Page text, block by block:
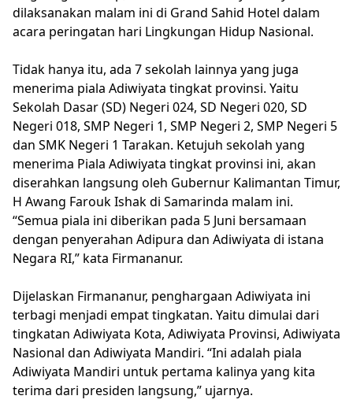
dilaksanakan malam ini di Grand Sahid Hotel dalam
acara peringatan hari Lingkungan Hidup Nasional.
Tidak hanya itu, ada 7 sekolah lainnya yang juga
menerima piala Adiwiyata tingkat provinsi. Yaitu
Sekolah Dasar (SD) Negeri 024, SD Negeri 020, SD
Negeri 018, SMP Negeri 1, SMP Negeri 2, SMP Negeri 5
dan SMK Negeri 1 Tarakan. Ketujuh sekolah yang
menerima Piala Adiwiyata tingkat provinsi ini, akan
diserahkan langsung oleh Gubernur Kalimantan Timur,
H Awang Farouk Ishak di Samarinda malam ini.
“Semua piala ini diberikan pada 5 Juni bersamaan
dengan penyerahan Adipura dan Adiwiyata di istana
Negara RI,” kata Firmananur.
Dijelaskan Firmananur, penghargaan Adiwiyata ini
terbagi menjadi empat tingkatan. Yaitu dimulai dari
tingkatan Adiwiyata Kota, Adiwiyata Provinsi, Adiwiyata
Nasional dan Adiwiyata Mandiri. “Ini adalah piala
Adiwiyata Mandiri untuk pertama kalinya yang kita
terima dari presiden langsung,” ujarnya.